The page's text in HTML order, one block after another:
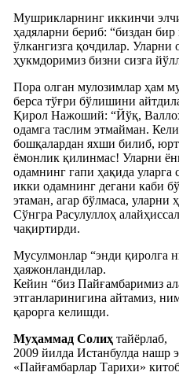
Мушрикларнинг иккинчи
ҳадяларни бериб: “биздан
ўлкангизга қочдилар.
ҳукмдоримиз бизни сизга
Пора олган мулозимлар ҳам
берса тўғри бўлишини
Қирол Нажоший: “Йўқ,
одамга таслим этмайман.
бошқалардан яхши билиб,
ёмонлик қилинмас! Уларни
одамнинг гапи ҳақида
икки одамнинг дегани каби
этаман, агар бўлмаса, уларни
Сўнгра Расулуллоҳ
чақиртирди.
Мусулмонлар “энди қиролга
ҳаяжонландилар.
Кейин “биз Пайғамбаримиз
этганларинигина айтамиз,
қарорга келишди.
Муҳаммад Солиҳтайёрлаб,
2009 йилда Истанбулда нашр
«Пайғамбарлар Тарихи»